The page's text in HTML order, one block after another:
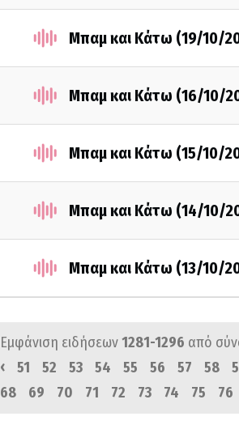
Μπαμ και Κάτω (19/10/
Μπαμ και Κάτω (16/10/
Μπαμ και Κάτω (15/10/
Μπαμ και Κάτω (14/10/
Μπαμ και Κάτω (13/10/
Εμφάνιση ειδήσεων1281-1296 από
‹
51 52 53 54 55 56 57 58
68
69 70 71 72 73 74 75 76